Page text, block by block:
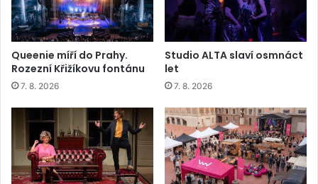
Queenie míří do Prahy.
Rozezní Křižíkovu fontánu
7. 8. 2026
Studio ALTA slaví osmnáct
let
7. 8. 2026